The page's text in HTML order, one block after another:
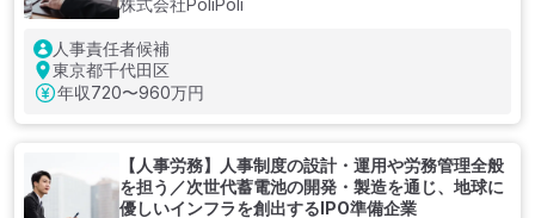
株式会社PoliPoli
人事責任者候補
東京都千代田区
年収720〜960万円
【人事労務】人事制度の設計・運用や労務管理全般
を担う／次世代蓄電池の開発・製造を通じ、地球に
優しいインフラを創出するIPO準備企業